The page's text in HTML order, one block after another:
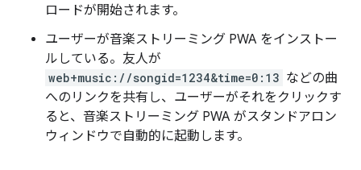
ロードが開始されます。
ユーザーが音楽ストリーミング PWA をインストー
ルしている。友人が
web+music://songid=1234&time=0:13 などの曲
へのリンクを共有し、ユーザーがそれをクリックす
ると、音楽ストリーミング PWA がスタンドアロン
ウィンドウで自動的に起動します。